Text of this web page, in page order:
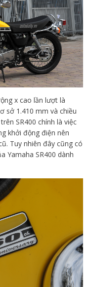
x cao lần lượt là
sở 1.410 mm và chiều
SR400 chính là việc
khởi động điện nên
Tuy nhiên đây cũng có
Yamaha SR400 dành